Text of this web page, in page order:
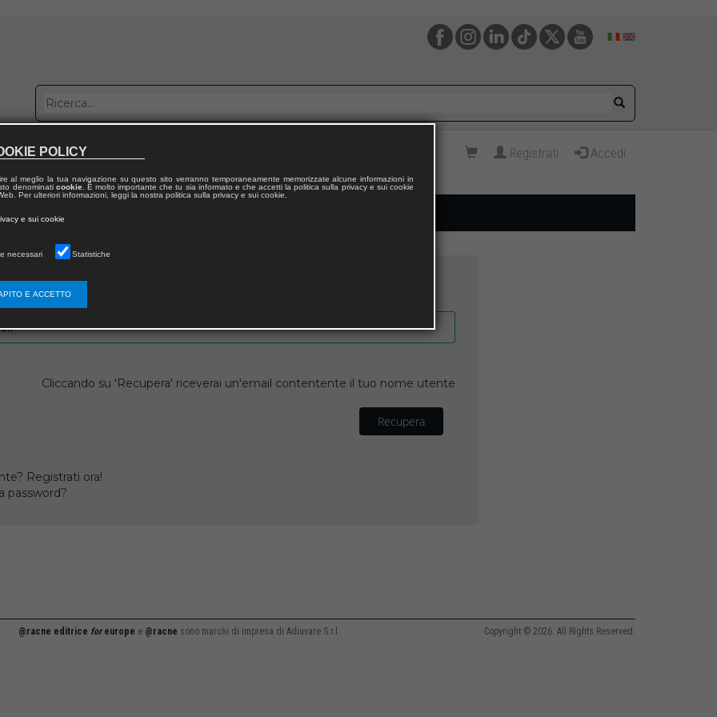
con noi Registrati Accedi
email che hai fornito in fase di registrazione
Cliccando su 'Recupera' riceverai un'email contentente il tuo nome utente
Recupera
Registrati ora!
password?
@racne editrice foreurope e @racne sono marchi di impresa di Adiuvare S.r.l. Copyright © 2026. All Rights Reserved.
POLICY
al meglio la tua navigazione su questo sito verranno temporaneamente memorizzate alcune informazioni in
denominati cookie. È molto importante che tu sia informato e che accetti la politica sulla privacy e sui cookie
Per ulteriori informazioni, leggi la nostra politica sulla privacy e sui cookie.
e sui cookie
necessari Statistiche
E ACCETTO